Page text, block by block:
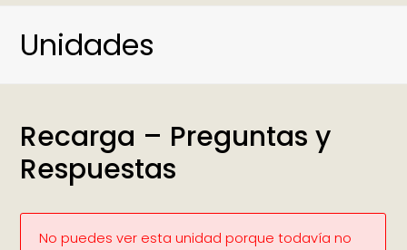
Unidades
Recarga – Preguntas y
Respuestas
No puedes ver esta unidad porque todavía no